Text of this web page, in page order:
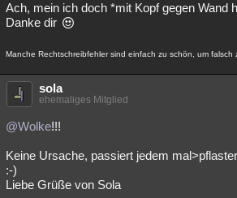
Ach, mein ich doch *mit Kopf gegen Wand
Danke dir
Manche Rechtschreibfehler sind einfach zu schön, um falsch
sola
ehemaliges Mitglied
@Wolke!!!
Keine Ursache, passiert jedem
:-)
Liebe Grüße von Sola